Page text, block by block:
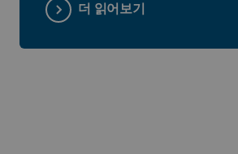
더 읽어보기